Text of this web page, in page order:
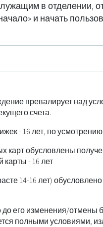
в отделении,
и начать
превалирует над
счета.
- 16 лет, по
карт обусловлены
- 16 лет
14-16 лет)
его изменения/отмены
полными условиями,